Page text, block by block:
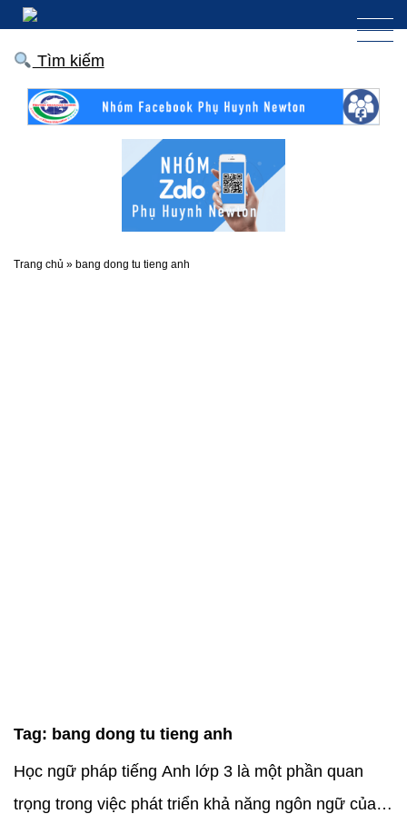
Tìm kiếm
Trang chủ » bang dong tu tieng anh
Tag: bang dong tu tieng anh
Học ngữ pháp tiếng Anh lớp 3 là một phần quan
trọng trong việc phát triển khả năng ngôn ngữ của